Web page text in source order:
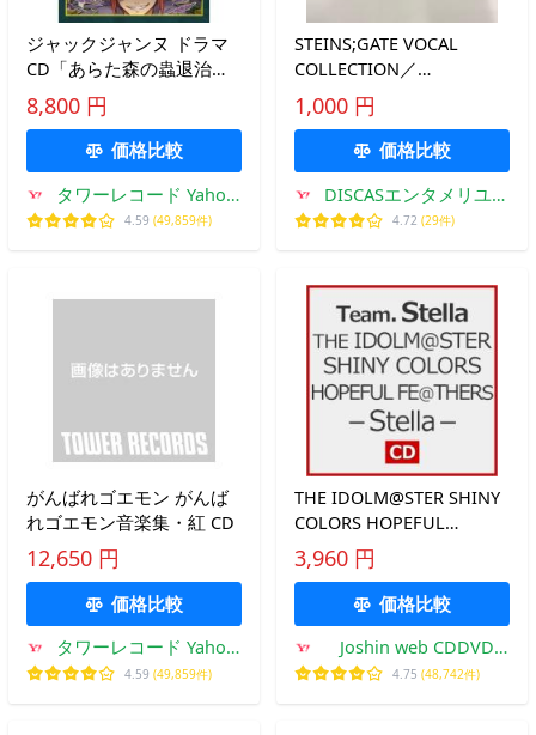
ジャックジャンヌ ドラマ
CD「あらた森の蟲退治」
［2CD+BOOK］ CD
8,800 円
価格比較
タワーレコード Yahoo!
店
4.59 (49,859件)
STEINS;GATE VOCAL
COLLECTION／
STEINS;GATE(シュタイン
ズゲート)／2枚組
1,000 円
価格比較
DISCASエンタメリユー
ズ
4.72 (29件)
がんばれゴエモン がんば
れゴエモン音楽集・紅 CD
12,650 円
価格比較
タワーレコード Yahoo!
店
4.59 (49,859件)
THE IDOLM@STER SHINY
COLORS HOPEFUL
FE@THERS -
Stella-/Team.Stella[CD]
【返品種別A】
3,960 円
価格比較
Joshin web CDDVD
Yahoo!店
4.75 (48,742件)